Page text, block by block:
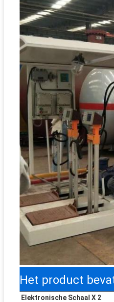
Het product
Elektronische Schaal X 2